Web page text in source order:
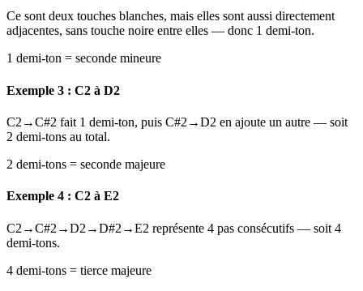
Ce sont deux touches blanches, mais elles sont aussi directement
adjacentes, sans touche noire entre elles — donc 1 demi-ton.
1 demi-ton = seconde mineure
Exemple 3 : C2 à D2
C2→C#2 fait 1 demi-ton, puis C#2→D2 en ajoute un autre — soit
2 demi-tons au total.
2 demi-tons = seconde majeure
Exemple 4 : C2 à E2
C2→C#2→D2→D#2→E2 représente 4 pas consécutifs — soit 4
demi-tons.
4 demi-tons = tierce majeure